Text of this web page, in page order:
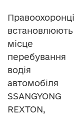
Правоохоронці
встановлюють
місце
перебування
водія
автомобіля
SSANGYONG
REXTON,